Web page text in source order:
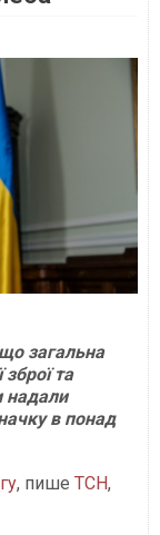
загальна
та
надали
в понад
, пише ТСН,